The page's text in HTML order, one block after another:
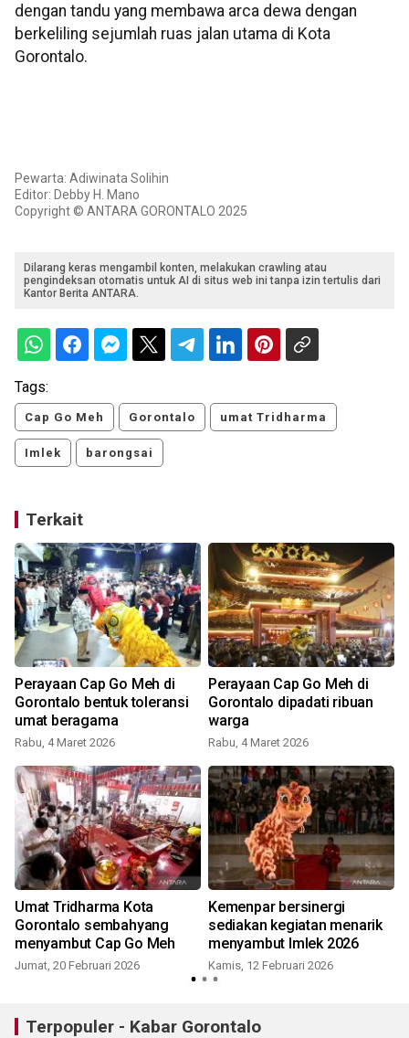
dengan tandu yang membawa arca dewa dengan
berkeliling sejumlah ruas jalan utama di Kota
Gorontalo.
Pewarta: Adiwinata Solihin
Editor: Debby H. Mano
Copyright © ANTARA GORONTALO 2025
Dilarang keras mengambil konten, melakukan crawling atau
pengindeksan otomatis untuk AI di situs web ini tanpa izin tertulis dari
Kantor Berita ANTARA.
Tags:
Cap Go Meh Gorontalo umat Tridharma
Imlek barongsai
Terkait
Perayaan Cap Go Meh di
Gorontalo bentuk toleransi
umat beragama
Rabu, 4 Maret 2026
Perayaan Cap Go Meh di
Gorontalo dipadati ribuan
warga
Rabu, 4 Maret 2026
Umat Tridharma Kota
Gorontalo sembahyang
menyambut Cap Go Meh
Jumat, 20 Februari 2026
Kemenpar bersinergi
sediakan kegiatan menarik
menyambut Imlek 2026
Kamis, 12 Februari 2026
Terpopuler - Kabar Gorontalo